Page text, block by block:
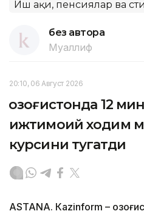
Иш ҳақи, пенсиялар ва
без автора
Муаллиф
20:10, 06 Август 2026
Қозоғистонда 12
ижтимоий ходим
курсини тугатди
ASTANА. Кazinform –